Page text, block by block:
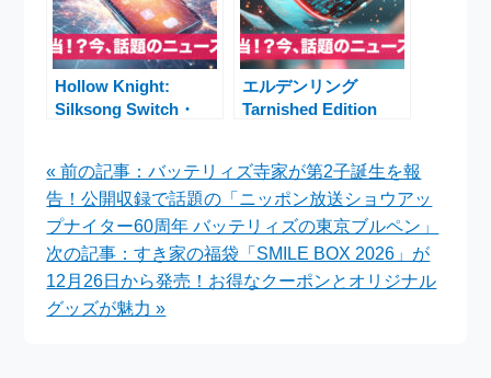
Hollow Knight:
Silksong Switch・
エルデンリング
Tarnished Edition
や最新情報まとめ
« 前の記事：バッテリィズ寺家が第2子誕生を報
告！公開収録で話題の「ニッポン放送ショウアッ
プナイター60周年 バッテリィズの東京ブルペン」
次の記事：すき家の福袋「SMILE BOX 2026」が
12月26日から発売！お得なクーポンとオリジナル
グッズが魅力 »